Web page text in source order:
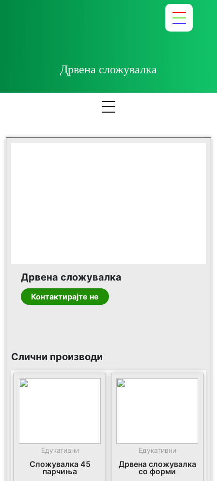
Дрвена сложувалка
Дрвена сложувалка
Контактирајте не
Слични производи
Едукативни
Сложувалка 45
парчиња
Едукативни
Дрвена сложувалка
со форми